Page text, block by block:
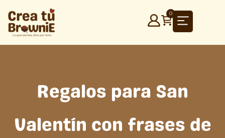
contenido
0
Regalos para San
Valentín con frases de